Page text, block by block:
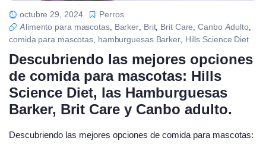
octubre 29, 2024
Perros
Alimento para mascotas, Barker Brit, Brit Care ,Canbo Adulto
comida para mascotas hamburguesas Barker, Hills Science Diet
Descubriendo las mejores opciones
de comida para mascotas: Hills
Science Diet, las Hamburguesas
Barker, Brit Care y Canbo adulto.
Descubriendo las mejores opciones de comida para mascotas: